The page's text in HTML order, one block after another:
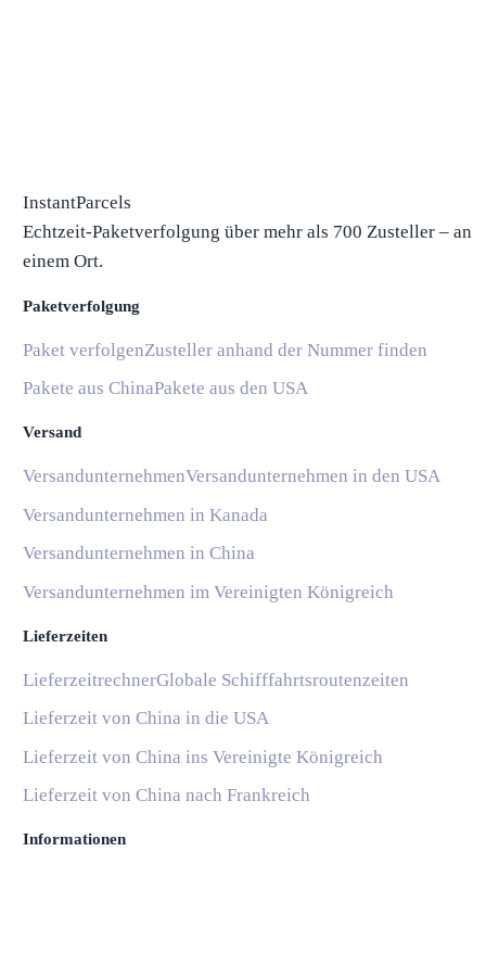
InstantParcels
Echtzeit-Paketverfolgung über mehr als 700 Zusteller – an
einem Ort.
Paketverfolgung
Paket verfolgenZusteller anhand der Nummer finden
Pakete aus ChinaPakete aus den USA
Versand
VersandunternehmenVersandunternehmen in den USA
Versandunternehmen in Kanada
Versandunternehmen in China
Versandunternehmen im Vereinigten Königreich
Lieferzeiten
LieferzeitrechnerGlobale Schifffahrtsroutenzeiten
Lieferzeit von China in die USA
Lieferzeit von China ins Vereinigte Königreich
Lieferzeit von China nach Frankreich
Informationen